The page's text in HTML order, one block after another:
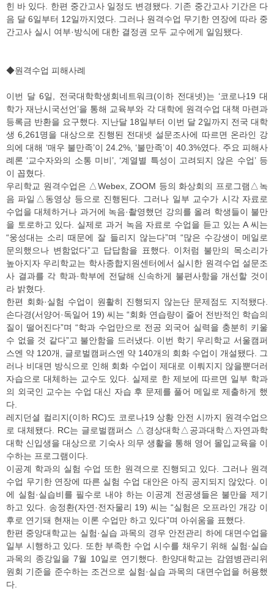
힌 바 있다. 한편 중간고사 일정도 변경됐다. 기존 중간고사 기간은 다
음 달 6일부터 12일까지였다. 그러나 원격수업 무기한 연장에 따라 중
간고사 실시 여부·방식에 대한 결정권 모두 교수에게 일임됐다.
◆원격수업 피해사례
이번 달 6일, 전국대학학생회네트워크(이하 전대넷)는 ‘코로나19 대
학가 재난시국선언’을 통해 교육부와 각 대학에 원격수업 대책 마련과
등록금 반환을 요구했다. 지난달 18일부터 이번 달 2일까지 전국 대학
생 6,261명을 대상으로 진행된 전대넷 설문조사에 따르면 온라인 강
의에 대해 ‘매우 불만족’이 24.2%, ‘불만족’이 40.3%였다. 주요 피해사
례론 ‘교수자와의 소통 미비’, ‘계열별 특성이 고려되지 않은 수업’ 등
이 꼽혔다.
우리학교 원격수업은 △Webex, ZOOM 등의 화상회의 프로그램△녹
음 파일△동영상 등으로 진행된다. 그러나 일부 교수가 시각 자료로
수업을 대체하거나 과거에 녹음·촬영했던 강의를 올려 학생들이 불만
을 토로하고 있다. 실제로 과거 녹음 자료로 수업을 듣고 있는 A 씨는
“웅성대는 소리 때문에 잘 들리지 않는다”며 “많은 수강생이 메일로
문의했으나 변함없다”고 답답함을 표했다. 이처럼 불만의 목소리가
높아지자 우리학교는 학사종합지원센터에서 실시한 원격수업 설문조
사 결과를 각 학과·학부에 전달해 신속하게 불편사항을 개선할 것이
라 밝혔다.
한편 회화·실험 수업이 원활히 진행되지 않는단 문제점도 지적됐다.
손다경(서양어·독일어 19) 씨는 “회화 연습량이 줄어 전반적인 학습의
질이 떨어진다”며 “학과 수업만으로 전공 외국어 실력을 충분히 키울
수 없을 것 같다”고 불안함을 드러냈다. 이번 학기 우리학교 서울캠퍼
스엔 약 120개, 글로벌캠퍼스엔 약 140개의 회화 수업이 개설됐다. 그
러나 비대면 방식으로 인해 회화 수업이 제대로 이뤄지지 않을뿐더러
자습으로 대체하는 교수도 있다. 실제로 한 제보에 따르면 일부 학과
의 외국인 교수는 수업 대신 자습 후 문제를 풀어 메일로 제출하게 했
다.
레지던셜 컬리지(이하 RC)도 코로나19 상황 안전 시까지 원격수업으
로 대체됐다. RC는 글로벌캠퍼스 △경상대학△공과대학△자연과학
대학 신입생을 대상으로 기숙사 의무 생활을 통해 영어 몰입교육을 이
수하는 프로그램이다.
이공계 학과의 실험 수업 또한 원격으로 진행되고 있다. 그러나 원격
수업 무기한 연장에 따른 실험 수업 대안은 아직 공지되지 않았다. 이
에 실험·실습비를 필수로 내야 하는 이공계 전공생들은 불만을 제기
하고 있다. 송정환(자연·전자물리 19) 씨는 “실험은 오프라인 개강 이
후로 연기돼 현재는 이론 수업만 하고 있다”며 아쉬움을 표했다.
한편 중앙대학교는 실험·실습 과목의 경우 안전관리 하에 대면수업을
일부 시행하고 있다. 또한 부족한 수업 시수를 채우기 위해 실험·실습
과목의 종강일을 7월 10일로 연기했다. 한양대학교는 감염병관리위
원회 기준을 준수하는 조건으로 실험·실습 과목의 대면수업을 허용했
다.